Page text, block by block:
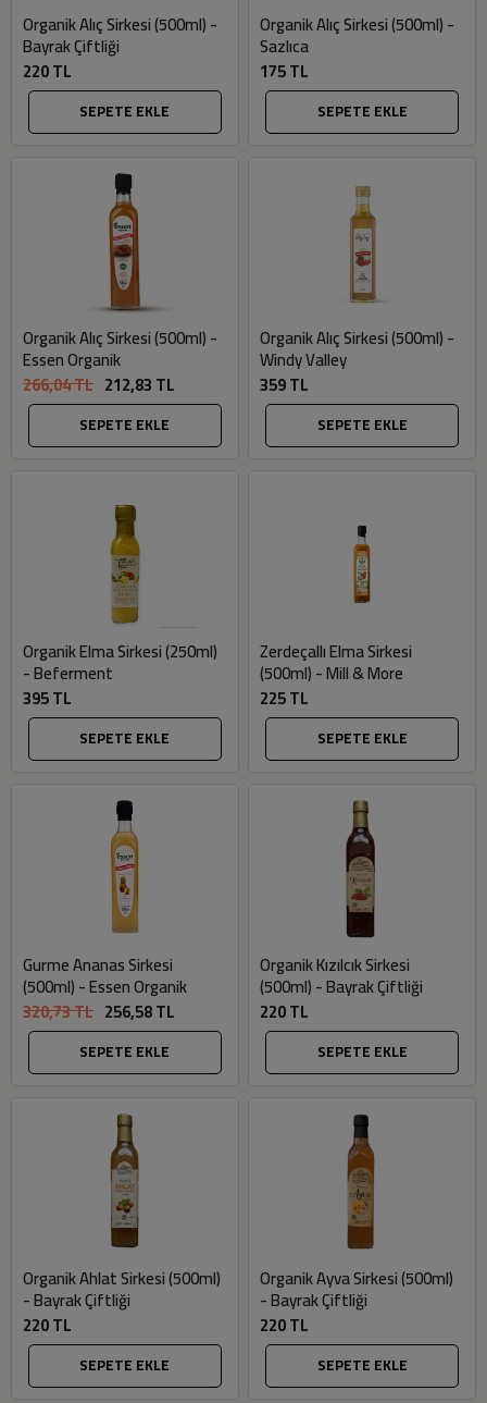
Organik Alıç Sirkesi (500ml) -
Bayrak Çiftliği
220 TL
SEPETE EKLE
Organik Alıç Sirkesi (500ml) -
Sazlıca
175 TL
SEPETE EKLE
Organik Alıç Sirkesi (500ml) -
Essen Organik
266,04 TL 212,83 TL
SEPETE EKLE
Organik Alıç Sirkesi (500ml) -
Windy Valley
359 TL
SEPETE EKLE
Organik Elma Sirkesi (250ml)
- Beferment
395 TL
SEPETE EKLE
Zerdeçallı Elma Sirkesi
(500ml) - Mill & More
225 TL
SEPETE EKLE
Gurme Ananas Sirkesi
(500ml) - Essen Organik
320,73 TL 256,58 TL
SEPETE EKLE
Organik Kızılcık Sirkesi
(500ml) - Bayrak Çiftliği
220 TL
SEPETE EKLE
Organik Ahlat Sirkesi (500ml)
- Bayrak Çiftliği
220 TL
SEPETE EKLE
Organik Ayva Sirkesi (500ml)
- Bayrak Çiftliği
220 TL
SEPETE EKLE